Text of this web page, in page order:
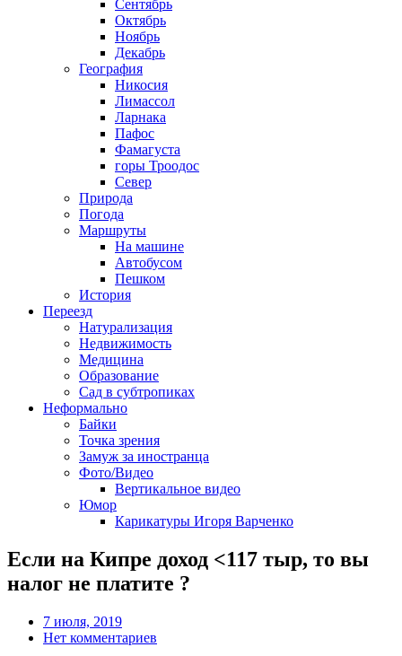
Сентябрь
Октябрь
Ноябрь
Декабрь
География
Никосия
Лимассол
Ларнака
Пафос
Фамагуста
горы Троодос
Север
Природа
Погода
Маршруты
На машине
Автобусом
Пешком
История
Переезд
Натурализация
Недвижимость
Медицина
Образование
Сад в субтропиках
Неформально
Байки
Точка зрения
Замуж за иностранца
Фото/Видео
Вертикальное видео
Юмор
Карикатуры Игоря Варченко
Если на Кипре доход <117 тыр, то вы
налог не платите ?
7 июля, 2019
Нет комментариев